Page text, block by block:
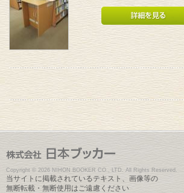
Copyright © 2026 NIHON BOOKER CO., LTD. All Rights Reserved.
当サイトに掲載されているテキスト、画像等の
無断転載・無断使用はご遠慮ください